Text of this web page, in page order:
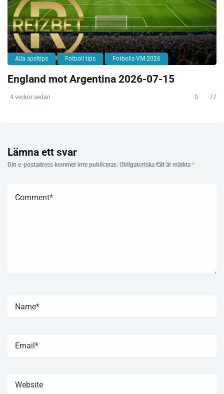
Alla speltips Fotboll tips Fotbolls-VM 2026
England mot Argentina 2026-07-15
4 veckor sedan 0 77
Lämna ett svar
Din e-postadress kommer inte publiceras. Obligatoriska fält är märkta *